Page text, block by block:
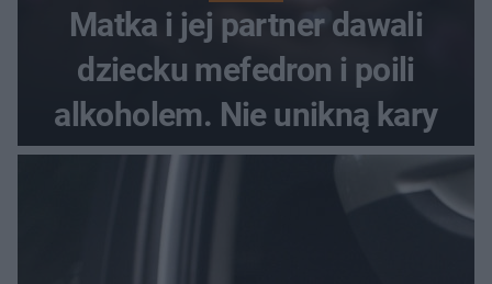
Matka i jej partner dawali
dziecku mefedron i poili
alkoholem. Nie unikną kary